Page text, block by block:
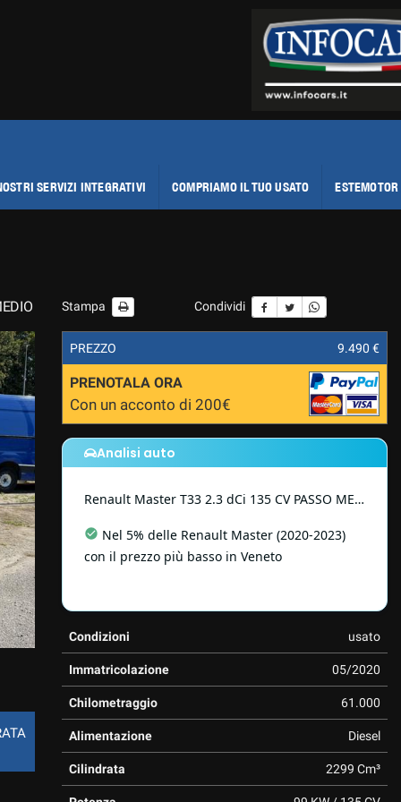
SERVIZI INTEGRATIVI COMPRIAMO IL TUO USATO
Stampa Condividi
PREZZO 9.490 €
PRENOTALA ORA
Con un acconto di 200€
Analisi auto
Renault Master T33 2.3 dCi 135 CV PASSO MEDIO
Ottimo chilometraggio:Chilometraggio
basso rispetto alle altre Renault Master simili
Condizioni usato
Immatricolazione 05/2020
Chilometraggio 61.000
Alimentazione Diesel
Cilindrata 2299 Cm³